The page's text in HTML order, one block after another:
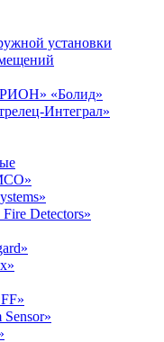
установки
«Болид»
Интеграл»
Detectors»